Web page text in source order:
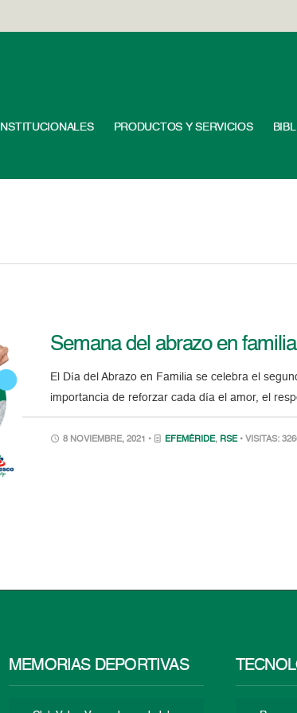
INSTITUCIONALES PRODUCTOS Y SERVICIOS
Semana del abrazo en familia
El Día del Abrazo en Familia se celebra el
importancia de reforzar cada día el amor, el
8 NOVIEMBRE, 2021 • EFEMÉRIDE, RSE • VISITAS:
MEMORIAS DEPORTIVAS